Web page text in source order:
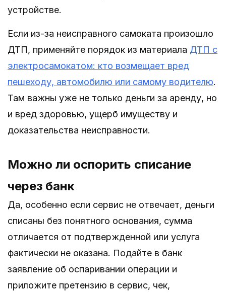
устройстве.
Если из-за неисправного самоката произошло
ДТП, применяйте порядок из материала ДТП с
электросамокатом: кто возмещает вред
пешеходу, автомобилю или самому водителю.
Там важны уже не только деньги за аренду, но
и вред здоровью, ущерб имуществу и
доказательства неисправности.
Можно ли оспорить списание
через банк
Да, особенно если сервис не отвечает, деньги
списаны без понятного основания, сумма
отличается от подтвержденной или услуга
фактически не оказана. Подайте в банк
заявление об оспаривании операции и
приложите претензию в сервис, чек,